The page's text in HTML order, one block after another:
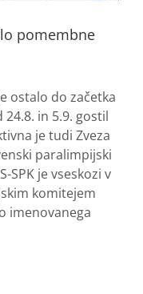
pomembne
ostalo do začetka
in 5.9. gostil
je tudi Zveza
paralimpijski
SPK je vseskozi v
komitejem
imenovanega